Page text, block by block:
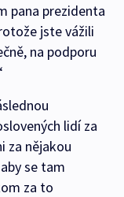
pana prezidenta
jste vážili
na podporu
lidí za
za nějakou
se tam
za to